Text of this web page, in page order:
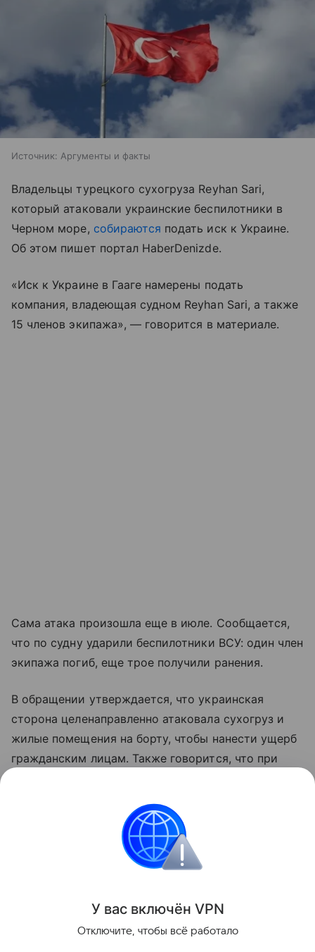
Источник: Аргументы и факты
Владельцы турецкого сухогруза Reyhan Sari,
который атаковали украинские беспилотники в
Черном море, собираются подать иск к Украине.
Об этом пишет портал HaberDenizde.
«Иск к Украине в Гааге намерены подать
компания, владеющая судном Reyhan Sari, а также
15 членов экипажа», — говорится в материале.
Сама атака произошла еще в июле. Сообщается,
что по судну ударили беспилотники ВСУ: один член
экипажа погиб, еще трое получили ранения.
В обращении утверждается, что украинская
сторона целенаправленно атаковала сухогруз и
жилые помещения на борту, чтобы нанести ущерб
гражданским лицам. Также говорится, что при
Sari продолжил движение и дошел до Трабзона.
Турция суд Новости
Поделиться
У вас включён VPN
Отключите, чтобы всё работало